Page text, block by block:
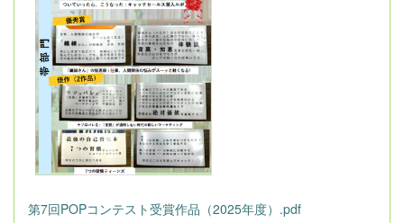
第7回POPコンテスト受賞作品（2025年度）.pdf